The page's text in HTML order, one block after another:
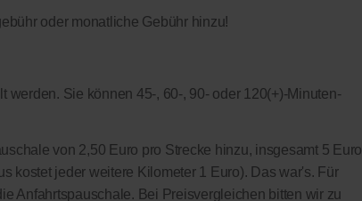
oder monatliche Gebühr hinzu!
Sie können 45-, 60-, 90- oder 120(+)-Minuten-
von 2,50 Euro pro Strecke hinzu, insgesamt 5 Euro
kostet jeder weitere Kilometer 1 Euro). Das war's. Für
Anfahrtspauschale. Bei Preisvergleichen bitten wir zu